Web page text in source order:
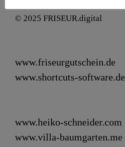
© 2025 FRISEUR.digital
www.friseurgutschein.de
www.shortcuts-software.de
www.heiko-schneider.com
www.villa-baumgarten.me